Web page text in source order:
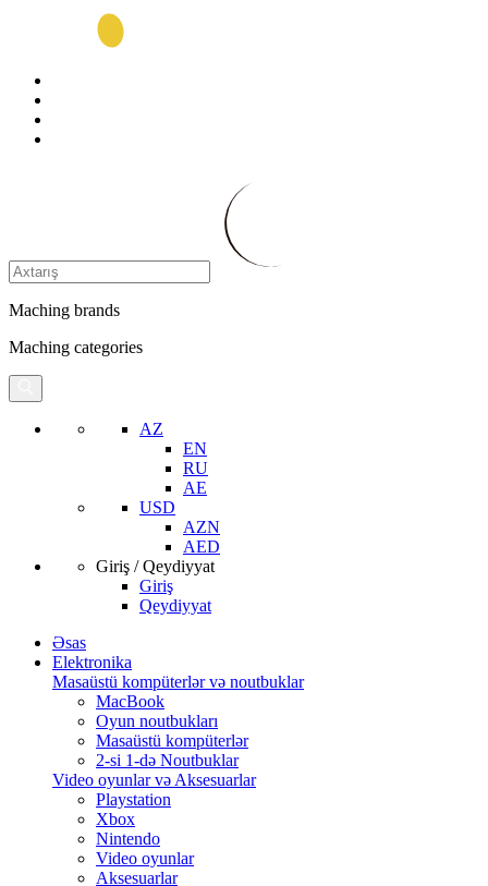
Maching brands
Maching categories
AZ
EN
RU
AE
USD
AZN
AED
Giriş / Qeydiyyat
Giriş
Qeydiyyat
Əsas
Elektronika
Masaüstü kompüterlər və noutbuklar
MacBook
Oyun noutbukları
Masaüstü kompüterlər
2-si 1-də Noutbuklar
Video oyunlar və Aksesuarlar
Playstation
Xbox
Nintendo
Video oyunlar
Aksesuarlar